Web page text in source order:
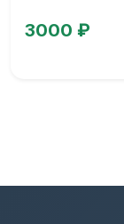
3000 ₽